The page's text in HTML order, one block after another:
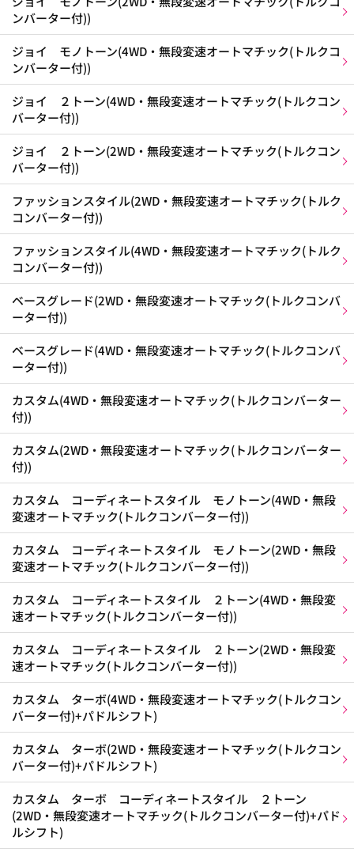
ンバーター付))
ジョイ モノトーン(4WD・無段変速オートマチック(トルクコ
ンバーター付))
ジョイ ２トーン(4WD・無段変速オートマチック(トルクコン
バーター付))
ジョイ ２トーン(2WD・無段変速オートマチック(トルクコン
バーター付))
ファッションスタイル(2WD・無段変速オートマチック(トルク
コンバーター付))
ファッションスタイル(4WD・無段変速オートマチック(トルク
コンバーター付))
ベースグレード(2WD・無段変速オートマチック(トルクコンバ
ーター付))
ベースグレード(4WD・無段変速オートマチック(トルクコンバ
ーター付))
カスタム(4WD・無段変速オートマチック(トルクコンバーター
付))
カスタム(2WD・無段変速オートマチック(トルクコンバーター
付))
カスタム コーディネートスタイル モノトーン(4WD・無段
変速オートマチック(トルクコンバーター付))
カスタム コーディネートスタイル モノトーン(2WD・無段
変速オートマチック(トルクコンバーター付))
カスタム コーディネートスタイル ２トーン(4WD・無段変
速オートマチック(トルクコンバーター付))
カスタム コーディネートスタイル ２トーン(2WD・無段変
速オートマチック(トルクコンバーター付))
カスタム ターボ(4WD・無段変速オートマチック(トルクコン
バーター付)+パドルシフト)
カスタム ターボ(2WD・無段変速オートマチック(トルクコン
バーター付)+パドルシフト)
カスタム ターボ コーディネートスタイル ２トーン
(2WD・無段変速オートマチック(トルクコンバーター付)+パド
ルシフト)